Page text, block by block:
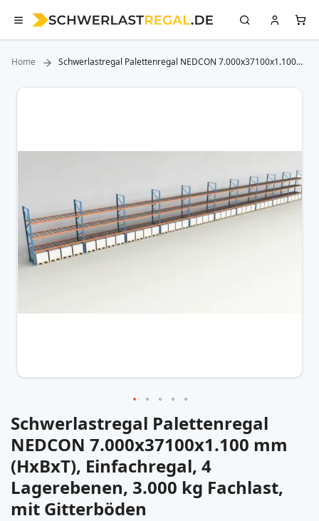
Home
Schwerlastregal Palettenregal NEDCON 7.000x37100x1.100
Zum
Zum
Anfang
der
Bildergalerie
springen
Schwerlastregal Palettenregal
NEDCON 7.000x37100x1.100 mm
(HxBxT), Einfachregal, 4
Lagerebenen, 3.000 kg Fachlast,
mit Gitterböden